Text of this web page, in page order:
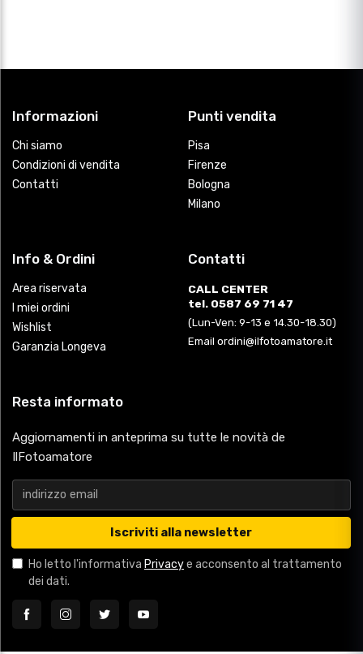
Informazioni
Chi siamo
Condizioni di vendita
Contatti
Punti vendita
Pisa
Firenze
Bologna
Milano
Info & Ordini
Area riservata
I miei ordini
Wishlist
Garanzia Longeva
Contatti
CALL CENTER
tel. 0587 69 71 47
(Lun-Ven: 9-13 e 14.30-18.30)
Email ordini@ilfotoamatore.it
Resta informato
Aggiornamenti in anteprima su tutte le novità de
IlFotoamatore
Iscriviti alla newsletter
Ho letto l'informativa Privacye acconsento al trattamento
dei dati.